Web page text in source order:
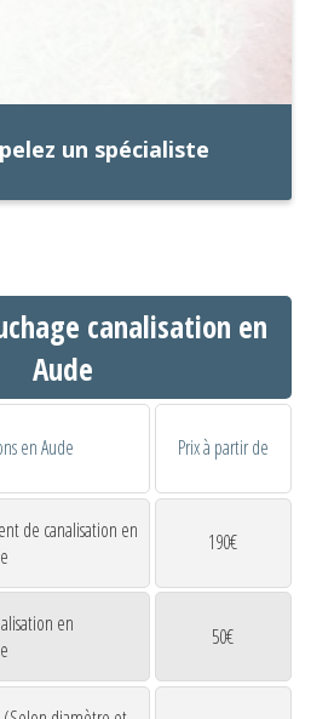
un spécialiste
canalisation en
Aude
en Aude Prix à partir de
de canalisation en
190€
en
50€